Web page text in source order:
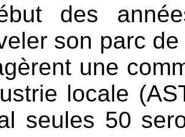
des
son parc
une
locale
seules 50